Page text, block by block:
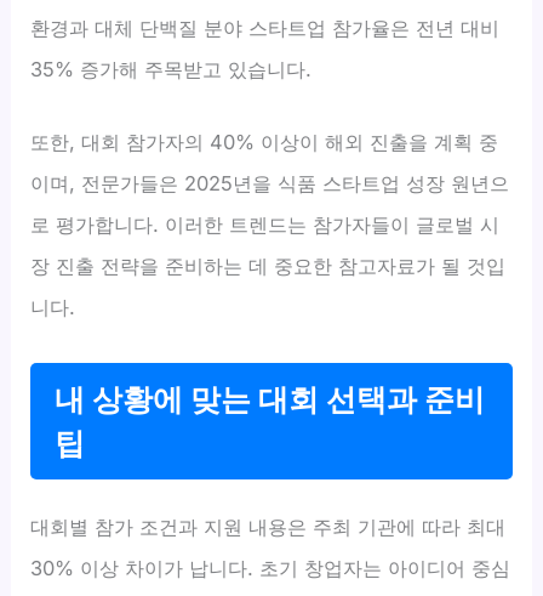
환경과 대체 단백질 분야 스타트업 참가율은 전년 대비
35% 증가해 주목받고 있습니다.
또한, 대회 참가자의 40% 이상이 해외 진출을 계획 중
이며, 전문가들은 2025년을 식품 스타트업 성장 원년으
로 평가합니다. 이러한 트렌드는 참가자들이 글로벌 시
장 진출 전략을 준비하는 데 중요한 참고자료가 될 것입
니다.
내 상황에 맞는 대회 선택과 준비
팁
대회별 참가 조건과 지원 내용은 주최 기관에 따라 최대
30% 이상 차이가 납니다. 초기 창업자는 아이디어 중심